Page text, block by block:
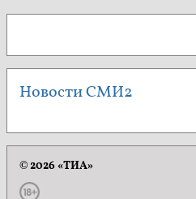
Новости СМИ2
© 2026 «ТИА»